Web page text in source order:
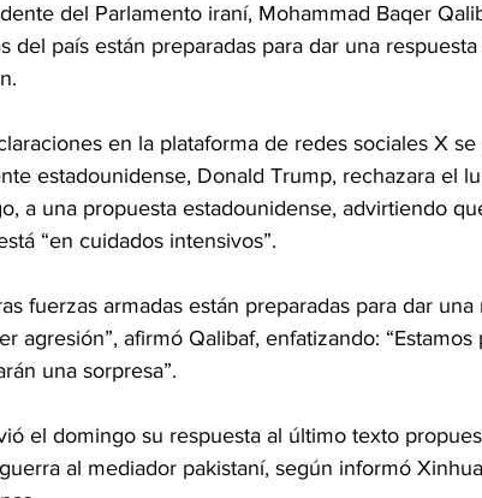
del Parlamento iraní, Mohammad Baqer
del país están preparadas para dar una
en la plataforma de redes sociales X
estadounidense, Donald Trump, rechazara el
a una propuesta estadounidense, advirtiendo
“en cuidados intensivos”.
fuerzas armadas están preparadas para dar
agresión”, afirmó Qalibaf, enfatizando:
una sorpresa”.
el domingo su respuesta al último texto
al mediador pakistaní, según informó